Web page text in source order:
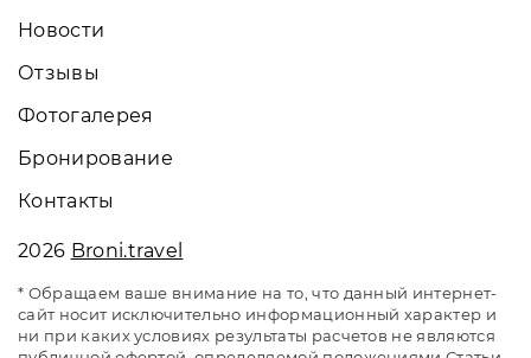
Новости
Отзывы
Фотогалерея
Бронирование
Контакты
2026 Broni.travel
* Обращаем ваше внимание на то, что данный интернет-
сайт носит исключительно информационный характер и
ни при каких условиях результаты расчетов не являются